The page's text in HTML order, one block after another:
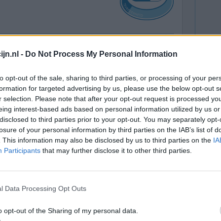
- Do Not Process My Personal Information
opt-out of the sale, sharing to third parties, or processing of your
for targeted advertising by us, please use the below opt-out
selection. Please note that after your opt-out request is processed
interest-based ads based on personal information utilized by us
to third parties prior to your opt-out. You may separately
of your personal information by third parties on the IAB’s list of
This information may also be disclosed by us to third parties on the
Participants that may further disclose it to other third parties.
Data Processing Opt Outs
opt-out of the Sharing of my personal data.
Hoeveelheid bijwerkingen
de
is
die steeds erger werd, enorm duizelig, zelfs
Nu na 2 dagen gestopt te zijn nog
0 reacties